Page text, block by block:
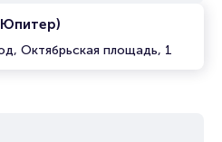
Октябрьская площадь, 1